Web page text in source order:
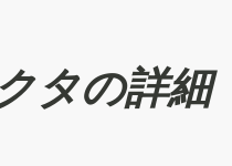
タの詳細